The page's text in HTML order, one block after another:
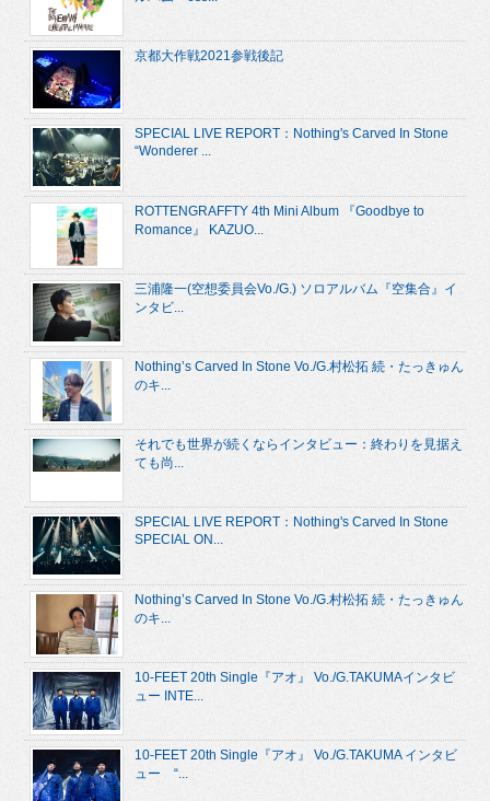
京都大作戦2021参戦後記
SPECIAL LIVE REPORT：Nothing's Carved In Stone
“Wonderer ...
ROTTENGRAFFTY 4th Mini Album 『Goodbye to
Romance』 KAZUO...
三浦隆一(空想委員会Vo./G.) ソロアルバム『空集合』イ
ンタビ...
Nothing’s Carved In Stone Vo./G.村松拓 続・たっきゅん
のキ...
それでも世界が続くならインタビュー：終わりを見据え
ても尚...
SPECIAL LIVE REPORT：Nothing's Carved In Stone
SPECIAL ON...
Nothing’s Carved In Stone Vo./G.村松拓 続・たっきゅん
のキ...
10-FEET 20th Single『アオ』 Vo./G.TAKUMAインタビ
ュー INTE...
10-FEET 20th Single『アオ』 Vo./G.TAKUMA インタビ
ュー “...